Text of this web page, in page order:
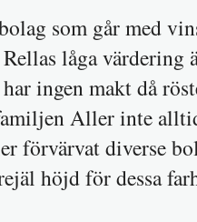
som går med
låga värdering
ingen makt då
Aller inte
förvärvat diverse
höjd för dessa